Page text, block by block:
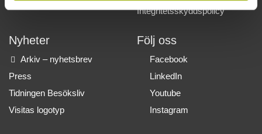
Integritetsskyddspolicy
Nyheter
Arkiv – nyhetsbrev
Press
Tidningen Besöksliv
Visitas logotyp
Följ oss
Facebook
LinkedIn
Youtube
Instagram